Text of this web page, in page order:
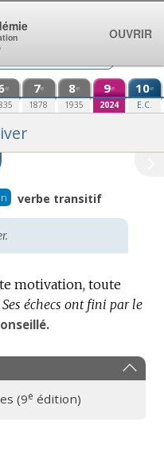
e 7e
1878
8e
1935
9e
2024
10e
E.C.
verbe transitif
motivation, toute
Ses échecs ont fini par le
(9e édition)
OUVRIR